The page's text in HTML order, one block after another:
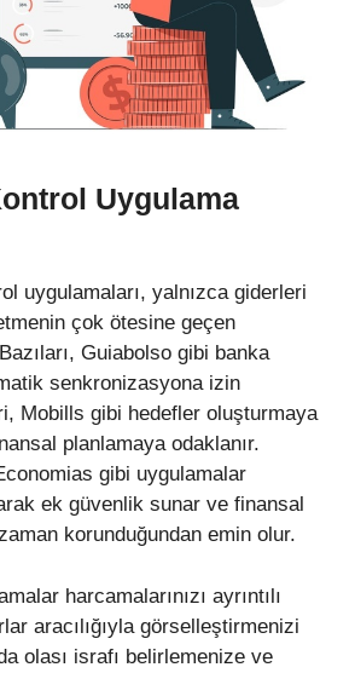
Uygulama
uygulamaları, yalnızca giderleri
çok ötesine geçen
Guiabolso gibi banka
senkronizasyona izin
Mobills gibi hedefler oluşturmaya
planlamaya odaklanır.
gibi uygulamalar
ek güvenlik sunar ve finansal
korunduğundan emin olur.
harcamalarınızı ayrıntılı
aracılığıyla görselleştirmenizi
olası israfı belirlemenize ve